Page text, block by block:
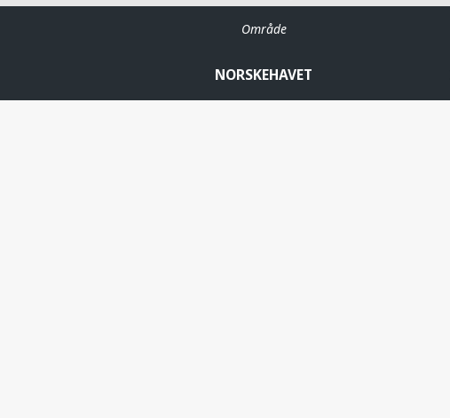
Område
NORSKEHAVET